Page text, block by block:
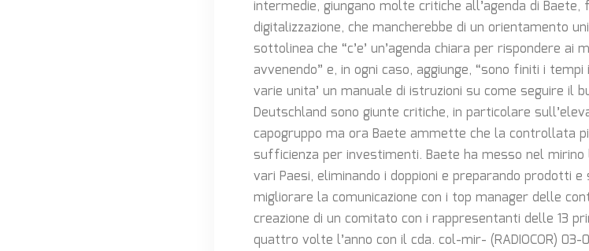
intermedie, giungano molte critiche all’agenda di
digitalizzazione, che mancherebbe di un orientamento
sottolinea che “c’e’ un’agenda chiara per rispondere ai
avvenendo” e, in ogni caso, aggiunge, “sono finiti i
varie unita’ un manuale di istruzioni su come seguire il
Deutschland sono giunte critiche, in particolare
capogruppo ma ora Baete ammette che la controllata
sufficienza per investimenti. Baete ha messo nel
vari Paesi, eliminando i doppioni e preparando prodotti
migliorare la comunicazione con i top manager delle
creazione di un comitato con i rappresentanti delle 13
quattro volte l’anno con il cda. col-mir- (RADIOCOR) 03-